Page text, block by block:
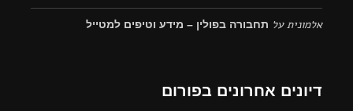
אלמוניתעל תחבורה בפולין – מידע וטיפים למטייל
דיונים אחרונים בפורום